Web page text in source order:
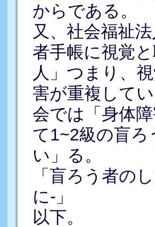
からである。
又、社会福祉
者手帳に視覚
人」つまり、
害が重複して
会では「身体
て1~2級の盲ろ
い」る。
「盲ろう者の
に-」
以下。